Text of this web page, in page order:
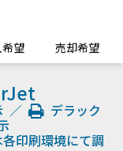
望 売却希望
／
デラック
印刷環境にて調